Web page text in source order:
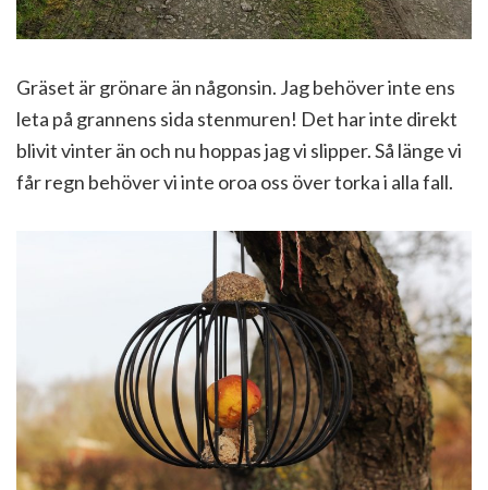
Gräset är grönare än någonsin. Jag behöver inte ens
leta på grannens sida stenmuren! Det har inte direkt
blivit vinter än och nu hoppas jag vi slipper. Så länge vi
får regn behöver vi inte oroa oss över torka i alla fall.